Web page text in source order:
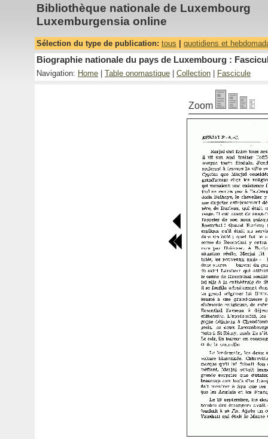
Bibliothèque nationale de Luxembourg
Luxemburgensia online
Sélection du type de publication: tous quotidiens et
Biographie nationale du pays de Luxembourg :
Navigation: Home Table onomastique Collection Fascicule
Zoom